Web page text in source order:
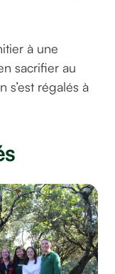
à une
sacrifier au
s’est régalés à